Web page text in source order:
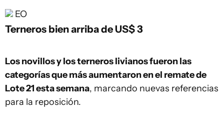
EO
Terneros bien arriba de US$ 3
Los novillos y los terneros livianos fueron las
categorías que más aumentaron en el remate de
Lote 21 esta semana, marcando nuevas referencias
para la reposición.